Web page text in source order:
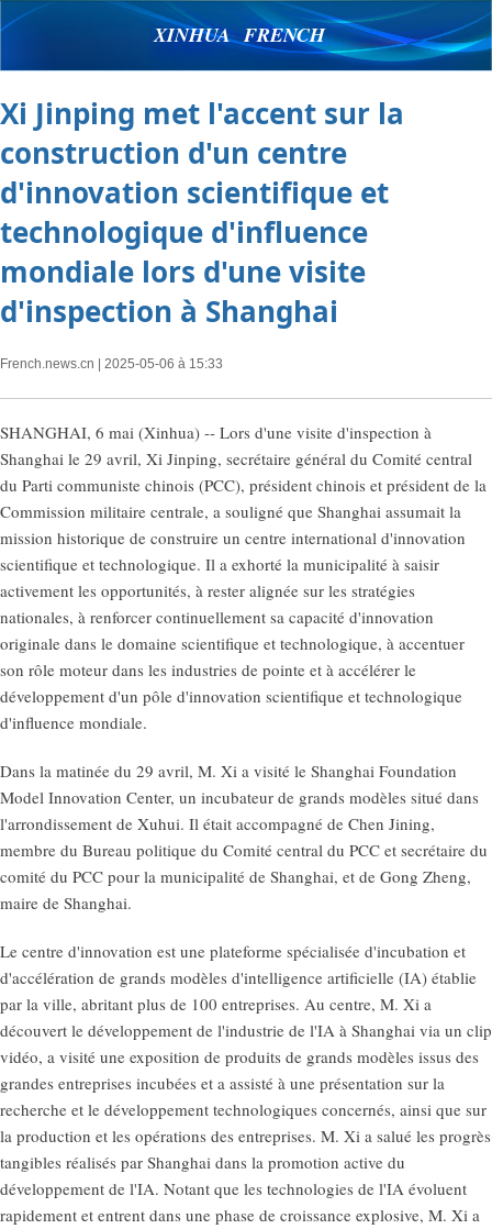
XINHUA FRENCH
Xi Jinping met l'accent sur la
construction d'un centre
d'innovation scientifique et
technologique d'influence
mondiale lors d'une visite
d'inspection à Shanghai
French.news.cn | 2025-05-06 à 15:33
SHANGHAI, 6 mai (Xinhua) -- Lors d'une visite d'inspection à
Shanghai le 29 avril, Xi Jinping, secrétaire général du Comité central
du Parti communiste chinois (PCC), président chinois et président de la
Commission militaire centrale, a souligné que Shanghai assumait la
mission historique de construire un centre international d'innovation
scientifique et technologique. Il a exhorté la municipalité à saisir
activement les opportunités, à rester alignée sur les stratégies
nationales, à renforcer continuellement sa capacité d'innovation
originale dans le domaine scientifique et technologique, à accentuer
son rôle moteur dans les industries de pointe et à accélérer le
développement d'un pôle d'innovation scientifique et technologique
d'influence mondiale.
Dans la matinée du 29 avril, M. Xi a visité le Shanghai Foundation
Model Innovation Center, un incubateur de grands modèles situé dans
l'arrondissement de Xuhui. Il était accompagné de Chen Jining,
membre du Bureau politique du Comité central du PCC et secrétaire du
comité du PCC pour la municipalité de Shanghai, et de Gong Zheng,
maire de Shanghai.
Le centre d'innovation est une plateforme spécialisée d'incubation et
d'accélération de grands modèles d'intelligence artificielle (IA) établie
par la ville, abritant plus de 100 entreprises. Au centre, M. Xi a
découvert le développement de l'industrie de l'IA à Shanghai via un clip
vidéo, a visité une exposition de produits de grands modèles issus des
grandes entreprises incubées et a assisté à une présentation sur la
recherche et le développement technologiques concernés, ainsi que sur
la production et les opérations des entreprises. M. Xi a salué les progrès
tangibles réalisés par Shanghai dans la promotion active du
développement de l'IA. Notant que les technologies de l'IA évoluent
rapidement et entrent dans une phase de croissance explosive, M. Xi a